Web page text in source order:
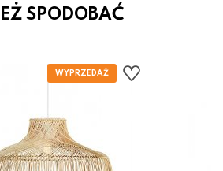
SPODOBAĆ